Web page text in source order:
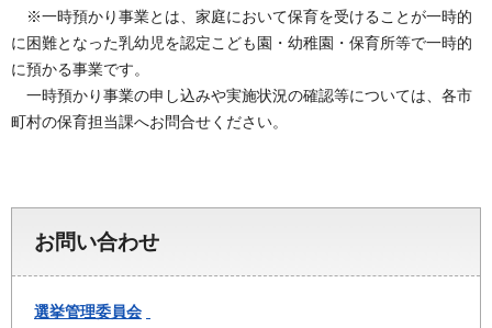
※一時預かり事業とは、家庭において保育を受けることが一時的
に困難となった乳幼児を認定こども園・幼稚園・保育所等で一時的
に預かる事業です。
一時預かり事業の申し込みや実施状況の確認等については、各市
町村の保育担当課へお問合せください。
お問い合わせ
選挙管理委員会